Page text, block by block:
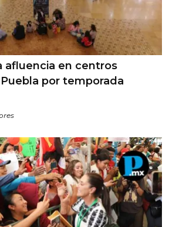
afluencia en centros
por temporada